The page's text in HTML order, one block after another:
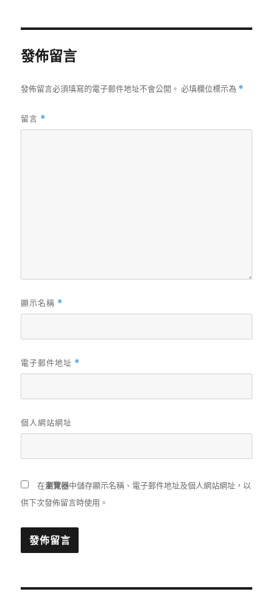
發佈留言
發佈留言必須填寫的電子郵件地址不會公開。 必填欄位標示為 *
留言 *
顯示名稱 *
電子郵件地址 *
個人網站網址
在瀏覽器中儲存顯示名稱、電子郵件地址及個人網站網址，以
供下次發佈留言時使用。